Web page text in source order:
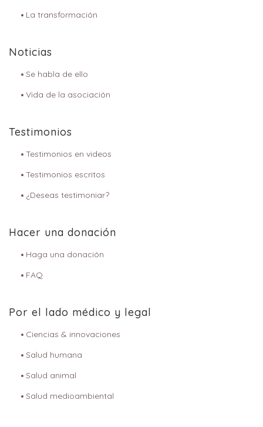
La transformación
Noticias
Se habla de ello
Vida de la asociación
Testimonios
Testimonios en videos
Testimonios escritos
¿Deseas testimoniar?
Hacer una donación
Haga una donación
FAQ
Por el lado médico y legal
Ciencias & innovaciones
Salud humana
Salud animal
Salud medioambiental